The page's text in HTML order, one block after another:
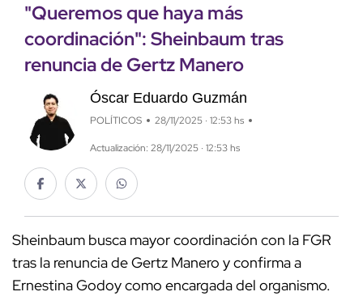
"Queremos que haya más
coordinación": Sheinbaum tras
renuncia de Gertz Manero
Óscar Eduardo Guzmán
POLÍTICOS 28/11/2025 · 12:53 hs
Actualización: 28/11/2025 · 12:53 hs
Sheinbaum busca mayor coordinación con la FGR
tras la renuncia de Gertz Manero y confirma a
Ernestina Godoy como encargada del organismo.